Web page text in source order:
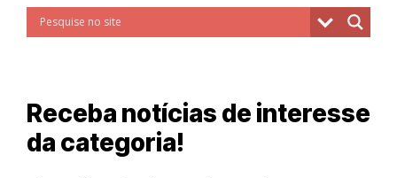
Receba notícias de interesse
da categoria!